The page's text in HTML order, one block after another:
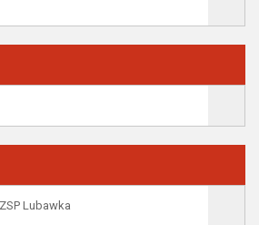
Lubawka